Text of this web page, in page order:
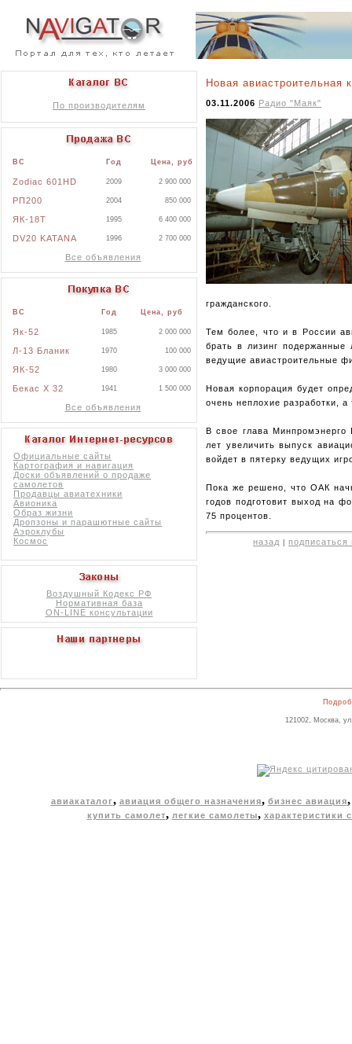
По производителям
ВС Год Цена, руб
Zodiac 601HD 2009 2 900 000
РП200 2004 850 000
ЯК-18Т 1995 6 400 000
DV20 KATANA 1996 2 700 000
Все объявления
ВС Год Цена, руб
Як-52 1985 2 000 000
Л-13 Бланик 1970 100 000
ЯК-52 1980 3 000 000
Бекас X 32 1941 1 500 000
Все объявления
Официальные сайты
Картография и навигация
Доски объявлений о продаже
самолетов
Продавцы авиатехники
Авионика
Образ жизни
Дропзоны и парашютные сайты
Аэроклубы
Космос
Воздушный Кодекс РФ
Нормативная база
ON-LINE консультации
Новая авиастроительная
03.11.2006 Радио "Маяк"
гражданского.
Тем более, что и в России
брать в лизинг подержанные
ведущие авиастроительные
Новая корпорация будет
очень неплохие разработки,
В свое глава Минпромэнерго
лет увеличить выпуск
войдет в пятерку ведущих
Пока же решено, что ОАК
годов подготовит выход на
75 процентов.
назад подписаться
121002, Москва,
авиакаталог, авиация общего назначения, бизнес авиация
купить самолет, легкие самолеты, характеристики